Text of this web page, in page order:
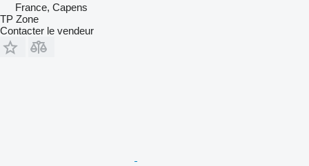
France, Capens
TP Zone
Contacter le vendeur